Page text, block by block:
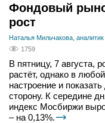
Фондовый
рост
Наталья Мильчакова,
1759
В пятницу, 7 августа,
растёт, однако в
настроение и
сторону. К середине
индекс Мосбиржи
– на 0,13%.